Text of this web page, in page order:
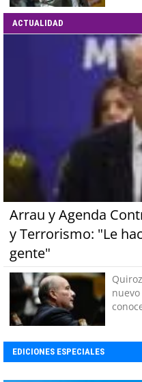
ACTUALIDAD
Arrau y Agenda
y Terrorismo: "Le
gente"
EDICIONES ESPECIALES